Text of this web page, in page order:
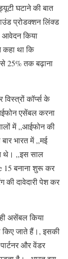
घटाने की बात
प्रोडक्शन लिंक्ड
आवेदन किया
कहा था कि
25% तक बढ़ाना
कॉर्प्स के
एसेंबल करना
में ,,आईफोन की
भारत में ,,मई
थे। ,,इस साल
15 बनाना शुरू कर
दावेदारी पेश कर
असेंबल किया
किए जाते हैं।, इसकी
और वेंडर